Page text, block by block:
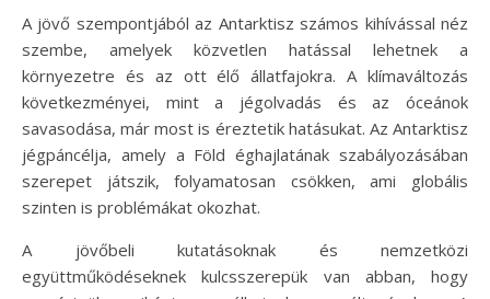
A jövő szempontjából az Antarktisz számos kihívással néz
szembe, amelyek közvetlen hatással lehetnek a
környezetre és az ott élő állatfajokra. A klímaváltozás
következményei, mint a jégolvadás és az óceánok
savasodása, már most is éreztetik hatásukat. Az Antarktisz
jégpáncélja, amely a Föld éghajlatának szabályozásában
szerepet játszik, folyamatosan csökken, ami globális
szinten is problémákat okozhat.
A jövőbeli kutatásoknak és nemzetközi
együttműködéseknek kulcsszerepük van abban, hogy